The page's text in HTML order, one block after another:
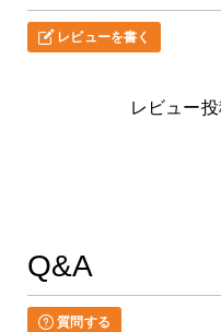
レビューを書く
レビュー
Q&A
質問する